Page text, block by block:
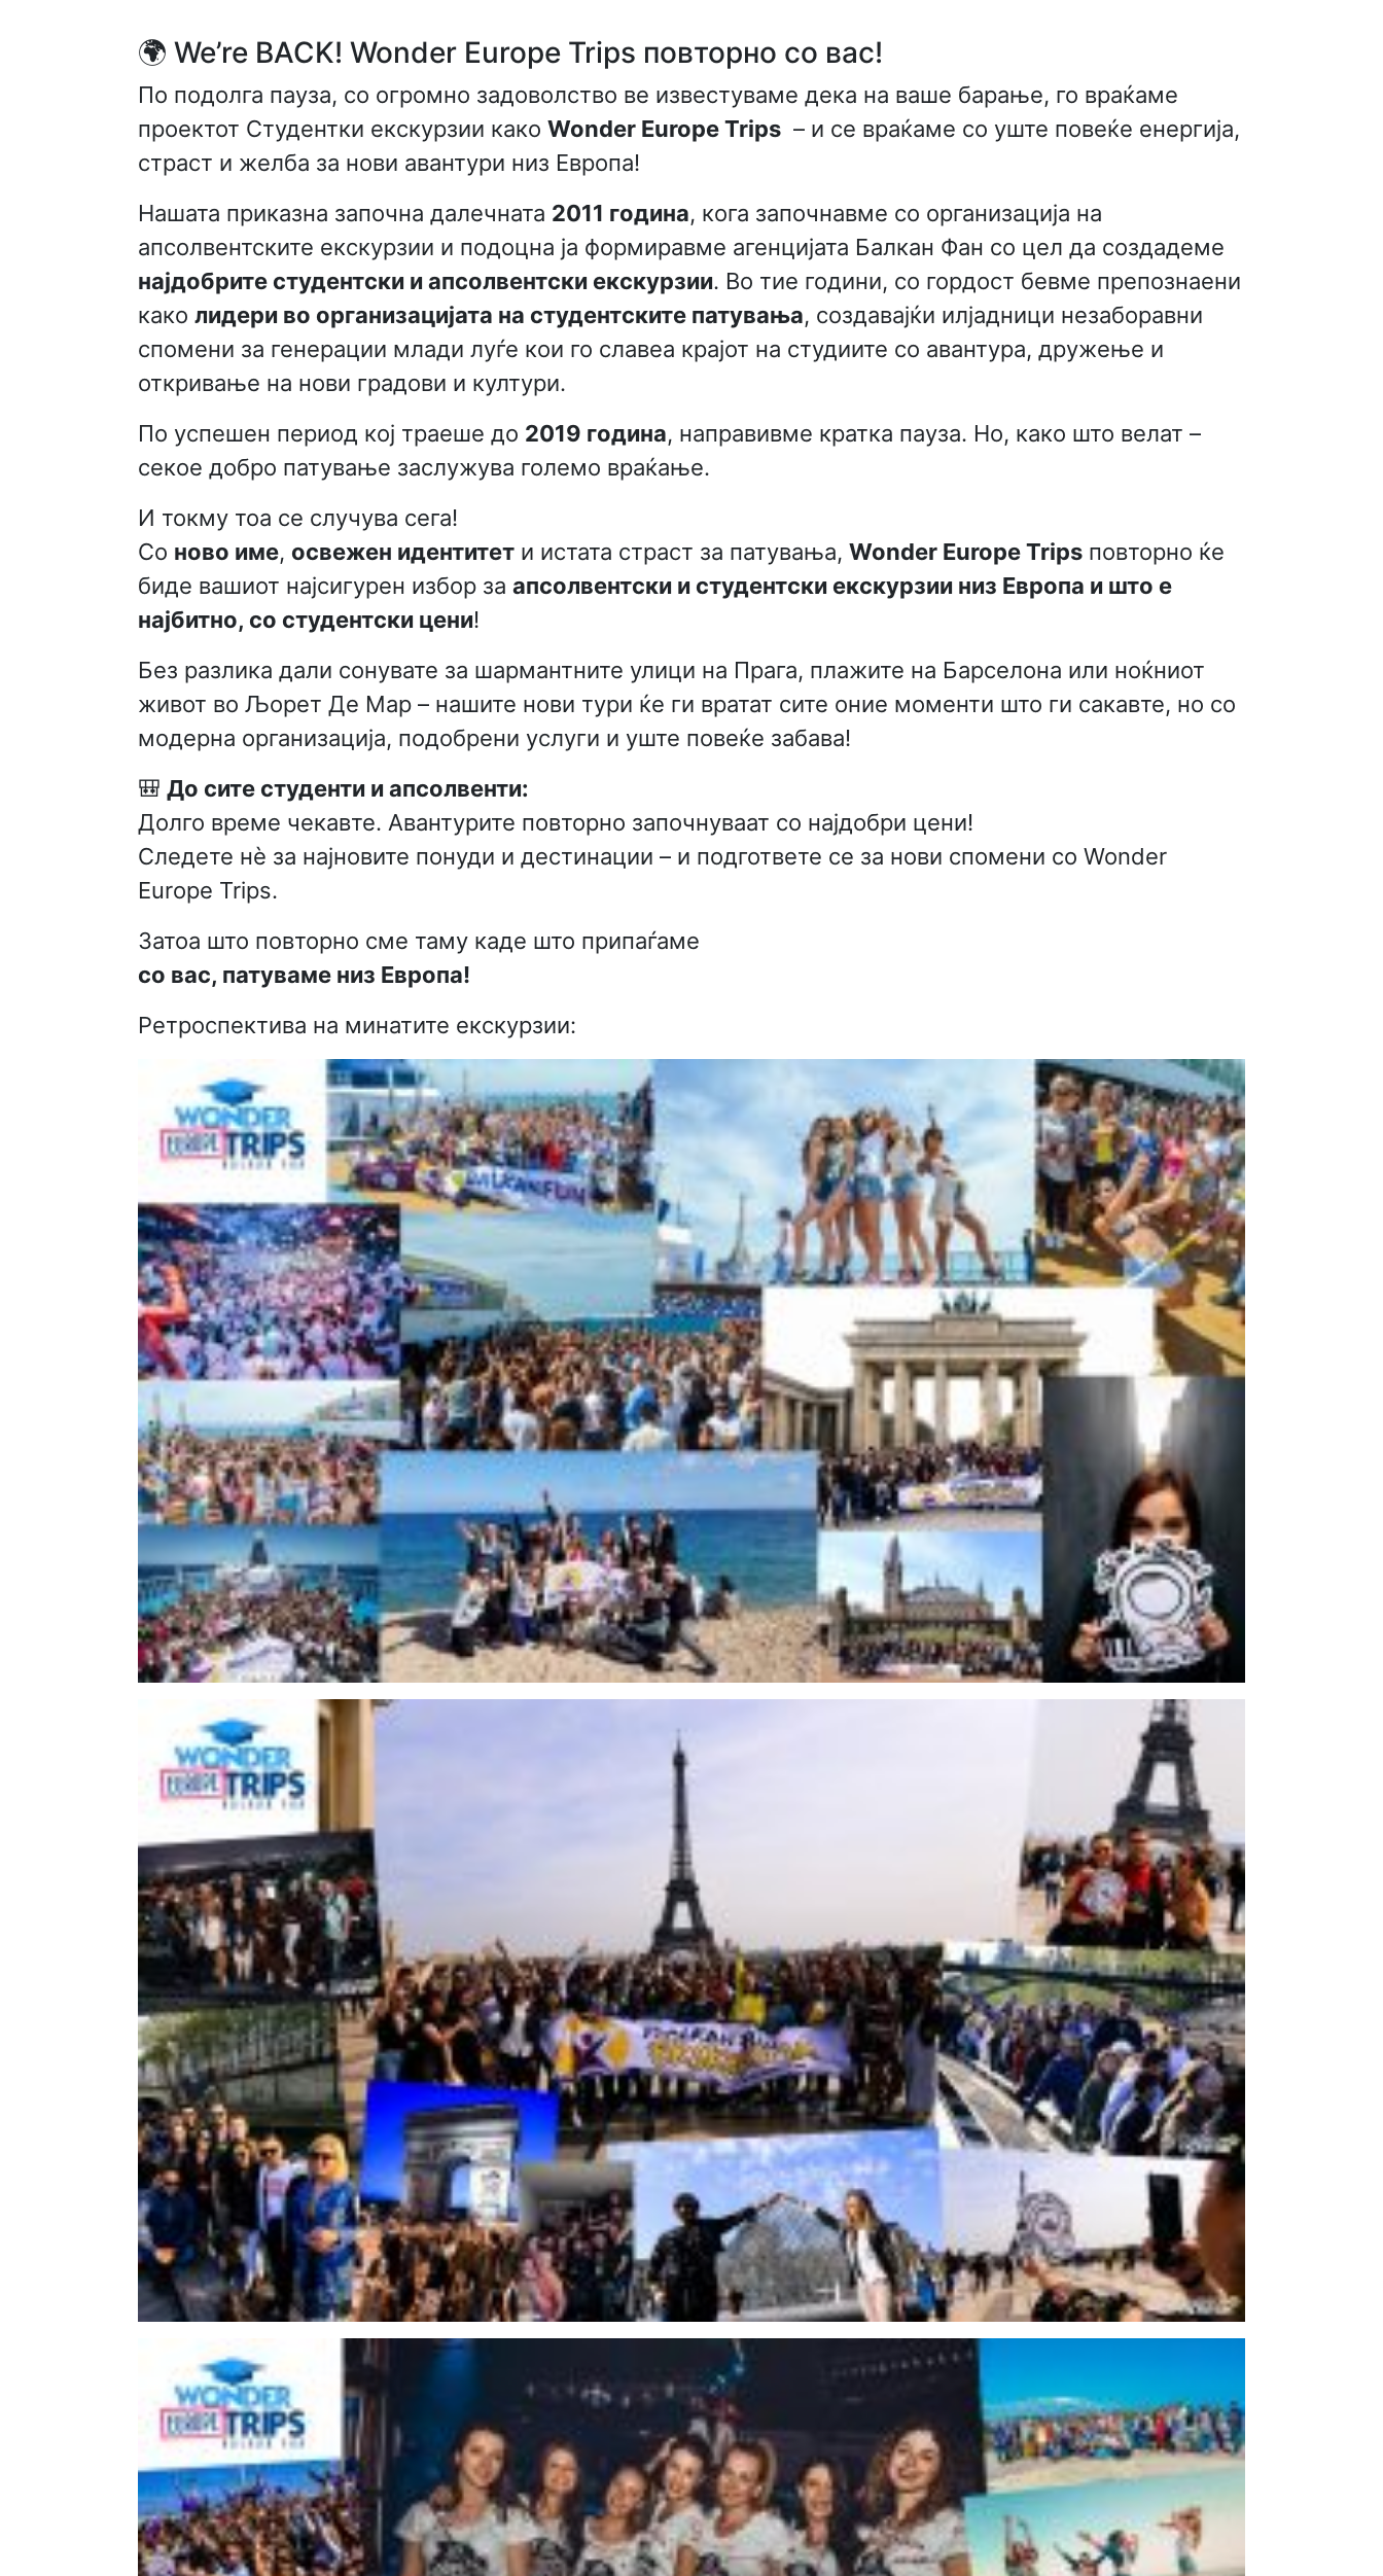
🌍 We’re BACK! Wonder Europe Trips повторно со вас!
По подолга пауза, со огромно задоволство ве известуваме дека на ваше барање, го враќаме
проектот Студентки екскурзии какоWonder Europe Trips – и се враќаме со уште повеќе енергија,
страст и желба за нови авантури низ Европа!
Нашата приказна започна далечната 2011 година, кога започнавме со организација на
апсолвентските екскурзии и подоцна ја формиравме агенцијата Балкан Фан со цел да создадеме
најдобрите студентски и апсолвентски екскурзии. Во тие години, со гордост бевме препознаени
каколидери во организацијата на студентските патувања, создавајќи илјадници незаборавни
спомени за генерации млади луѓе кои го славеа крајот на студиите со авантура, дружење и
откривање на нови градови и култури.
По успешен период кој траеше до 2019 година, направивме кратка пауза. Но, како што велат –
секое добро патување заслужува големо враќање.
И токму тоа се случува сега!
Со ново име, освежен идентитет и истата страст за патувања,Wonder Europe Trips повторно ќе
биде вашиот најсигурен избор заапсолвентски и студентски екскурзии низ Европа и што е
најбитно, со студентски цени!
Без разлика дали сонувате за шармантните улици на Прага, плажите на Барселона или ноќниот
живот во Љорет Де Мар – нашите нови тури ќе ги вратат сите оние моменти што ги сакавте, но со
модерна организација, подобрени услуги и уште повеќе забава!
🎒До сите студенти и апсолвенти:
Долго време чекавте. Авантурите повторно започнуваат со најдобри цени!
Следете нè за најновите понуди и дестинации – и подгответе се за нови спомени со Wonder
Europe Trips.
Затоа што повторно сме таму каде што припаѓаме
со вас, патуваме низ Европа!
Ретроспектива на минатите екскурзии: